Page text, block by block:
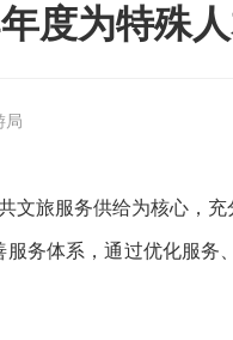
年度为特殊
局
文旅服务供给为核心， 充
务体系，通过优化服